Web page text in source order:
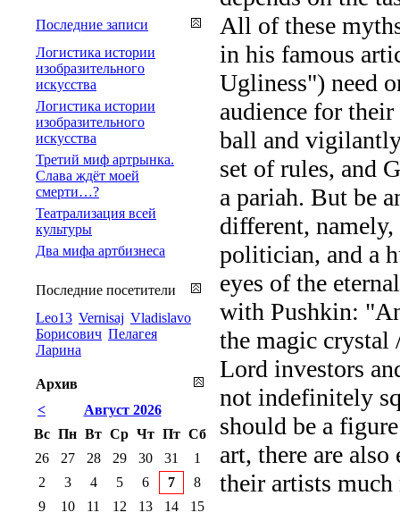
All of these
in his famous
Ugliness") need
audience for
ball and
set of rules, and
a pariah. But be
different, namely,
politician, and a
eyes of the
with Pushkin:
the magic
Lord investors
not indefinitely
should be a
art, there are
their artists
Последние записи
Логистика истории
изобразительного
искусства
Логистика истории
изобразительного
искусства
Третий миф артрынка.
Слава ждёт моей
смерти…?
Театрализация всей
культуры
Два мифа артбизнеса
Последние посетители
Leo13 Vernisaj Vladislavo
Борисович Пелагея
Ларина
Архив
<
Август 2026
Вс Пн Вт Ср Чт Пт Сб
26
27 28 29 30 31
1
2
3 4 5 6 7
8
9
10 11 12 13 14
15